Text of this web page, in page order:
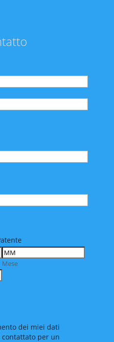
Mese
dei miei dati
contattato per un